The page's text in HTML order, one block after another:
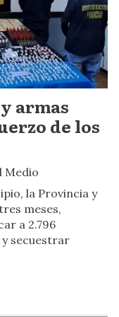
armas
de los
Medio
la Provincia y
meses,
a 2.796
secuestrar